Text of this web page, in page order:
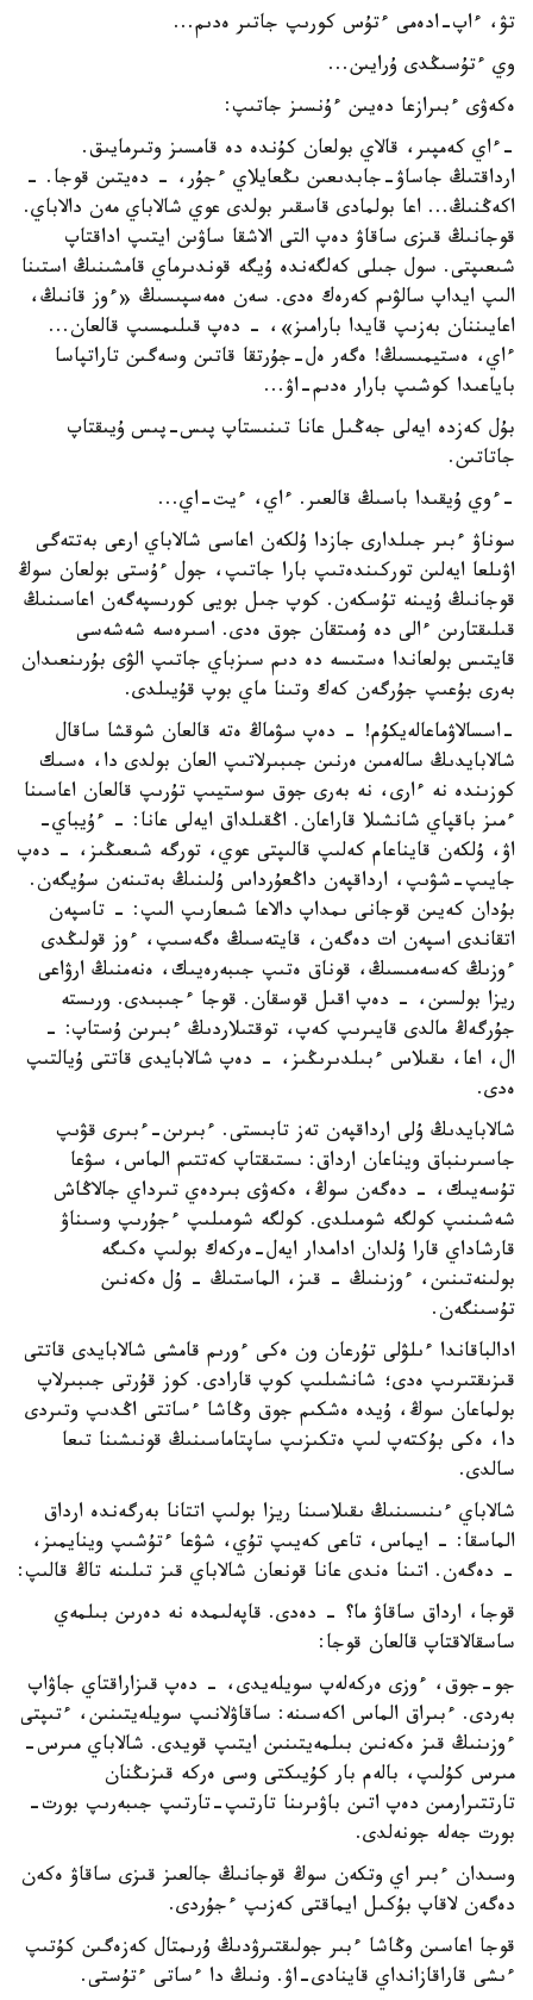
تۋ، ءاپ-ادەمى ءتۇس كورىپ جاتىر ەدىم...
وي ءتۇسىڭدى ۇرايىن...
ەكەۋى ءبىرازعا دەيىن ءۇنسىز جاتىپ:
-ءاي كەمپىر، قالاي بولعان كۇندە دە قامسىز وتىرمايىق.
ارداقتىڭ جاساۋ-جابدىعىن ىڭعايلاي ءجۇر، - دەيتىن قوجا. -
اكەڭنىڭ... اعا بولمادى قاسقىر بولدى عوي شالاباي مەن دالاباي.
قوجانىڭ قىزى ساقاۋ دەپ التى الاشقا ساۋىن ايتىپ اداقتاپ
شىعىپتى. سول جىلى كەلگەندە ۇيگە قوندىرماي قامشىنىڭ استىنا
الىپ ايداپ سالۋىم كەرەك ەدى. سەن ەمەسپىسىڭ «ءوز قانىڭ،
اعايىننان بەزىپ قايدا بارامىز»، - دەپ قىلىمسىپ قالعان...
ءاي، ەستيمىسىڭ! ەگەر ەل-جۇرتقا قاتىن وسەگىن تاراتپاسا
باياعىدا كوشىپ بارار ەدىم-اۋ...
بۇل كەزدە ايەلى جەڭىل عانا تىنىستاپ پىس-پىس ۇيىقتاپ
جاتاتىن.
-ءوي ۇيقىدا باسىڭ قالعىر. ءاي، ءيت-اي...
سوناۋ ءبىر جىلدارى جازدا ۇلكەن اعاسى شالاباي ارعى بەتتەگى
اۋىلعا ايەلىن توركىندەتىپ بارا جاتىپ، جول ءۇستى بولعان سوڭ
قوجانىڭ ۇيىنە تۇسكەن. كوپ جىل بويى كورىسپەگەن اعاسىنىڭ
قىلىقتارىن ءالى دە ۇمىتقان جوق ەدى. اسىرەسە شەشەسى
قايتىس بولعاندا ەستىسە دە دىم سىزباي جاتىپ الۋى بۇرىنعىدان
بەرى بۇعىپ جۇرگەن كەك وتىنا ماي بوپ قۇيىلدى.
-اسسالاۋماعالەيكۇم! - دەپ سۋماڭ ەتە قالعان شوقشا ساقال
شالابايدىڭ سالەمىن ەرنىن جىبىرلاتىپ العان بولدى دا، ەسىك
كوزىندە نە ءارى، نە بەرى جوق سوستيىپ تۇرىپ قالعان اعاسىنا
ءمىز باقپاي شانشىلا قاراعان. اڭقىلداق ايەلى عانا: - ءۇيباي-
اۋ، ۇلكەن قايناعام كەلىپ قالىپتى عوي، تورگە شىعىڭىز، - دەپ
جايىپ-شۋىپ، ارداقپەن داڭعۇرداس ۇلىنىڭ بەتىنەن سۇيگەن.
بۇدان كەيىن قوجانى ىمداپ دالاعا شىعارىپ الىپ: - تاسپەن
اتقاندى اسپەن ات دەگەن، قايتەسىڭ ەگەسىپ، ءوز قولىڭدى
ءوزىڭ كەسەمىسىڭ، قوناق ەتىپ جىبەرەيىك، ەنەمنىڭ ارۋاعى
ريزا بولسىن، - دەپ اقىل قوسقان. قوجا ءجىبىدى. ورىستە
جۇرگەڭ مالدى قايىرىپ كەپ، توقتىلاردىڭ ءبىرىن ۇستاپ: -
ال، اعا، ىقىلاس ءبىلدىرىڭىز، - دەپ شالابايدى قاتتى ۇيالتىپ
ەدى.
شالابايدىڭ ۇلى ارداقپەن تەز تابىستى. ءبىرىن-ءبىرى قۋىپ
جاسىرىنباق ويناعان ارداق: ىستىقتاپ كەتتىم الماس، سۋعا
تۇسەيىك، - دەگەن سوڭ، ەكەۋى بىردەي تىرداي جالاڭاش
شەشىنىپ كولگە شومىلدى. كولگە شومىلىپ ءجۇرىپ وسىناۋ
قارشاداي قارا ۇلدان ادامدار ايەل-ەركەك بولىپ ەكىگە
بولىنەتىنىن، ءوزىنىڭ - قىز، الماستىڭ - ۇل ەكەنىن
تۇسىنگەن.
ادالباقاندا ءىلۋلى تۇرعان ون ەكى ءورىم قامشى شالابايدى قاتتى
قىزىقتىرىپ ەدى؛ شانشىلىپ كوپ قارادى. كوز قۇرتى جىبىرلاپ
بولماعان سوڭ، ۇيدە ەشكىم جوق وڭاشا ءساتتى اڭدىپ وتىردى
دا، ەكى بۇكتەپ لىپ ەتكىزىپ ساپتاماسىنىڭ قونىشىنا تىعا
سالدى.
شالاباي ءىنىسىنىڭ ىقىلاسىنا ريزا بولىپ اتتانا بەرگەندە ارداق
الماسقا: - ايماس، تاعى كەيىپ تۇي، شۋعا ءتۇشىپ وينايمىز،
- دەگەن. اتىنا ەندى عانا قونعان شالاباي قىز تىلىنە تاڭ قالىپ:
قوجا، ارداق ساقاۋ ما؟ - دەدى. قاپەلىمدە نە دەرىن بىلمەي
ساسقالاقتاپ قالعان قوجا:
جو-جوق، ءوزى ەركەلەپ سويلەيدى، - دەپ قىزاراقتاي جاۋاپ
بەردى. ءبىراق الماس اكەسىنە: ساقاۋلانىپ سويلەيتىنىن، ءتىپتى
ءوزىنىڭ قىز ەكەنىن بىلمەيتىنىن ايتىپ قويدى. شالاباي مىرس-
مىرس كۇلىپ، بالەم بار كۇيىكتى وسى ەركە قىزىڭنان
تارتتىرارمىن دەپ اتىن باۋىرىنا تارتىپ-تارتىپ جىبەرىپ بورت-
بورت جەلە جونەلدى.
وسىدان ءبىر اي وتكەن سوڭ قوجانىڭ جالعىز قىزى ساقاۋ ەكەن
دەگەن لاقاپ بۇكىل ايماقتى كەزىپ ءجۇردى.
قوجا اعاسىن وڭاشا ءبىر جولىقتىرۋدىڭ ۇرىمتال كەزەگىن كۇتىپ
ءىشى قاراقازانداي قاينادى-اۋ. ونىڭ دا ءساتى ءتۇستى.